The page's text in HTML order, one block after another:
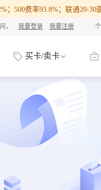
500费率93.8%；联通20-30
， 我要登录 我要注册
买卡/卖卡